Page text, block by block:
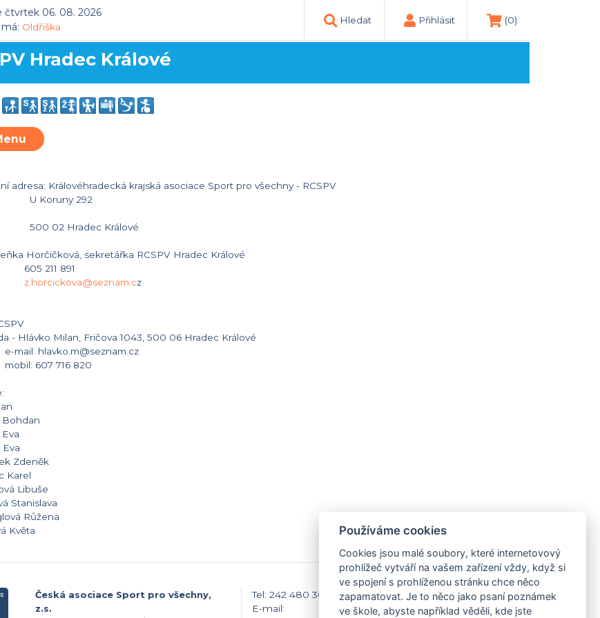
čtvrtek 06. 08. 2026
Oldřiška
Hledat Přihlásit (0)
Hradec Králové
adresa: Královéhradecká krajská asociace Sport pro všechny - RCSPV
292
Hradec Králové
Horčičková, sekretářka RCSPV Hradec Králové
211 891
z.horcickova@seznam.cz
- Hlávko Milan, Fričova 1043, 500 06 Hradec Králové
hlavko.m@seznam.cz
607 716 820
Bohdan
Zdeněk
Karel
Libuše
Stanislava
Růžena
Květa
Česká asociace Sport pro všechny,
z.s.
Tel: 242 480 301
E-mail:
Kontakty
Domů
Používáme cookies
Cookies jsou malé soubory, které internetovový
prohlížeč vytváří na vašem zařízení vždy, když si
ve spojení s prohlíženou stránku chce něco
zapamatovat. Je to něco jako psaní poznámek
ve škole, abyste například věděli, kde jste